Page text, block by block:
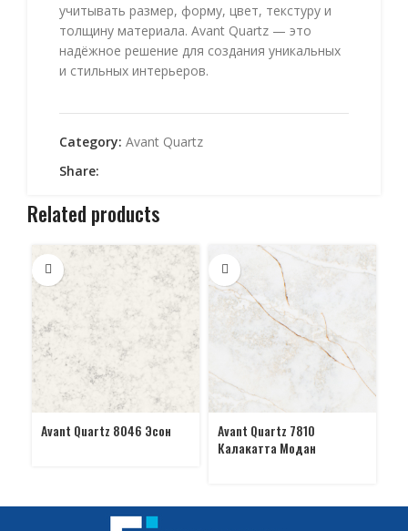
учитывать размер, форму, цвет, текстуру и
толщину материала. Avant Quartz — это
надёжное решение для создания уникальных
и стильных интерьеров.
Category: Avant Quartz
Share:
Related products
Avant Quartz 8046 Эсон
Avant Quartz 7810
Калакатта Модан